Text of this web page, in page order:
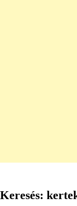
Keresés: